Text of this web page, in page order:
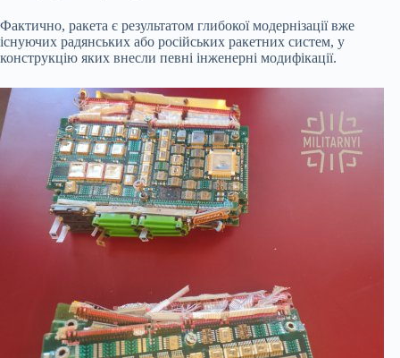
Фактично, ракета є результатом глибокої модернізації вже
існуючих радянських або російських ракетних систем, у
конструкцію яких внесли певні інженерні модифікації.